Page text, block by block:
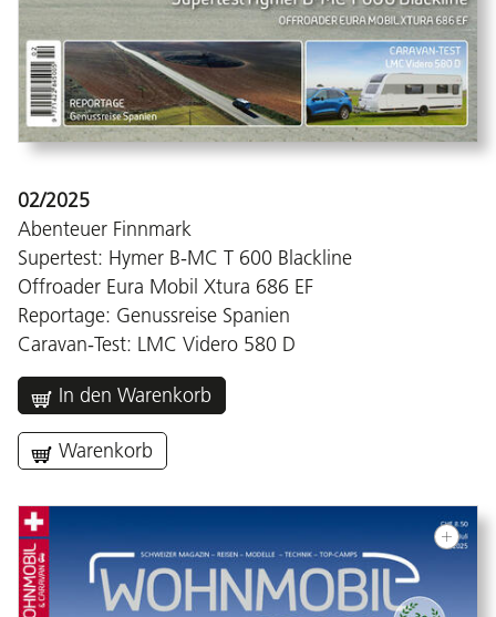
02/2025
Abenteuer Finnmark
Supertest: Hymer B-MC T 600 Blackline
Offroader Eura Mobil Xtura 686 EF
Reportage: Genussreise Spanien
Caravan-Test: LMC Videro 580 D
In den Warenkorb
Warenkorb